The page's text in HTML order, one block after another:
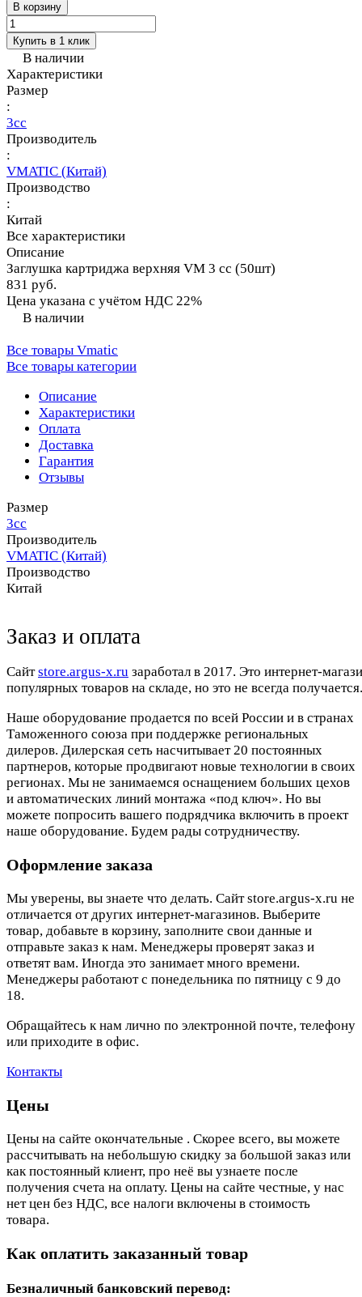
В корзину
Купить в 1 клик
В наличии
Характеристики
Размер
:
3сс
Производитель
:
VMATIC (Китай)
Производство
:
Китай
Все характеристики
Описание
Заглушка картриджа верхняя VM 3 сс (50шт)
831 руб.
Цена указана с учётом НДС 22%
В наличии
Все товары Vmatic
Все товары категории
Описание
Характеристики
Оплата
Доставка
Гарантия
Отзывы
Размер
3сс
Производитель
VMATIC (Китай)
Производство
Китай
Заказ и оплата
Cайтstore.argus-x.ru заработал в 2017. Это интернет-
популярных товаров на складе, но это не всегда
Наше оборудование продается по всей России и в странах
Таможенного союза при поддержке региональных
дилеров. Дилерская сеть насчитывает 20 постоянных
партнеров, которые продвигают новые технологии в своих
регионах. Мы не занимаемся оснащением больших цехов
и автоматических линий монтажа «под ключ». Но вы
можете попросить вашего подрядчика включить в проект
наше оборудование. Будем рады сотрудничеству.
Оформление заказа
Мы уверены, вы знаете что делать. Сайт store.argus-x.ru не
отличается от других интернет-магазинов. Выберите
товар, добавьте в корзину, заполните свои данные и
отправьте заказ к нам. Менеджеры проверят заказ и
ответят вам. Иногда это занимает много времени.
Менеджеры работают с понедельника по пятницу с 9 до
18.
Обращайтесь к нам лично по электронной почте, телефону
или приходите в офис.
Контакты
Цены
Цены на сайте окончательные . Скорее всего, вы можете
рассчитывать на небольшую скидку за большой заказ или
как постоянный клиент, про неё вы узнаете после
получения счета на оплату. Цены на сайте честные, у нас
нет цен без НДС, все налоги включены в стоимость
товара.
Как оплатить заказанный товар
Безналичный банковский перевод: